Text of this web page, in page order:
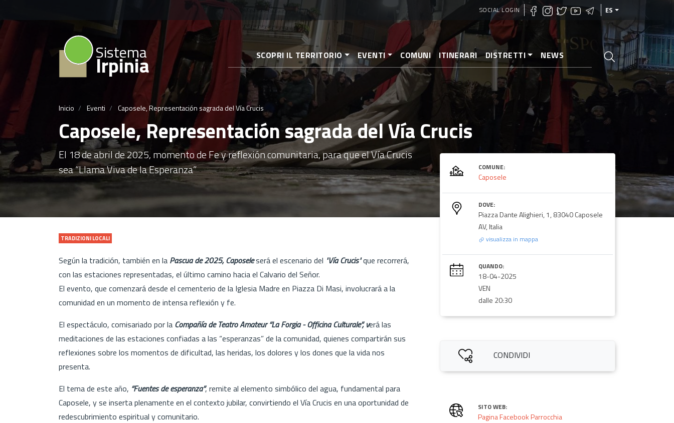
contenido
principal
SOCIAL LOGIN ES
Sistema
Irpinia SCOPRI IL TERRITORIO EVENTI COMUNI ITINERARI DISTRETTI NEWS
Inicio Eventi Caposele, Representación sagrada del Vía Crucis
Caposele, Representación sagrada del Vía Crucis
El 18 de abril de 2025, momento de Fe y reflexión comunitaria, para que el Vía Crucis
sea “Llama Viva de la Esperanza”
TRADIZIONI LOCALI
Según la tradición, también en la Pascua de 2025, Caposeleserá el escenario del "Vía Crucis"que recorrerá,
con las estaciones representadas, el último camino hacia el Calvario del Señor.
El evento, que comenzará desde el cementerio de la Iglesia Madre en Piazza Di Masi, involucrará a la
comunidad en un momento de intensa reflexión y fe.
El espectáculo, comisariado por la Compañía de Teatro Amateur “La Forgia - Officina Culturale”, verá las
meditaciones de las estaciones confiadas a las “esperanzas” de la comunidad, quienes compartirán sus
reflexiones sobre los momentos de dificultad, las heridas, los dolores y los dones que la vida nos
presenta.
El tema de este año, “Fuentes de esperanza”, remite al elemento simbólico del agua, fundamental para
Caposele, y se inserta plenamente en el contexto jubilar, convirtiendo el Vía Crucis en una oportunidad de
redescubrimiento espiritual y comunitario.
COMUNE:
Caposele
DOVE:
Piazza Dante Alighieri, 1, 83040 Caposele
AV, Italia
visualizza in mappa
QUANDO:
18-04-2025
VEN
dalle 20:30
CONDIVIDI
SITO WEB:
Pagina Facebook Parrocchia